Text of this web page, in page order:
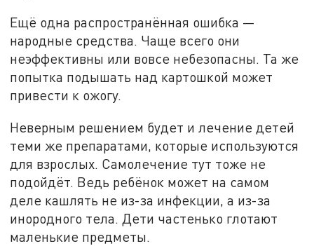
Ещё одна распространённая ошибка —
народные средства. Чаще всего они
неэффективны или вовсе небезопасны. Та же
попытка подышать над картошкой может
привести к ожогу.
Неверным решением будет и лечение детей
теми же препаратами, которые используются
для взрослых. Самолечение тут тоже не
подойдёт. Ведь ребёнок может на самом
деле кашлять не из-за инфекции, а из-за
инородного тела. Дети частенько глотают
маленькие предметы.